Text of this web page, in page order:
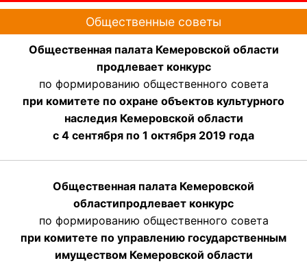
Общественные советы
Общественная палата Кемеровской области
продлевает конкурс
по формированию общественного совета
при комитете по охране объектов культурного
наследия Кемеровской области
с 4 сентября по 1 октября 2019 года
Общественная палата Кемеровской
областипродлевает конкурс
по формированию общественного совета
при комитете по управлению государственным
имуществом Кемеровской области